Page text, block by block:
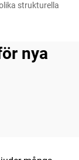
strukturella
nya